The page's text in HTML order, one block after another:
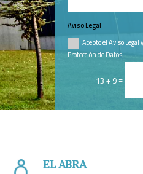
Aviso Legal
Acepto el Aviso Legal
Protección de Datos
13 + 9=
EL ABRA